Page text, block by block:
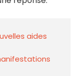
aides